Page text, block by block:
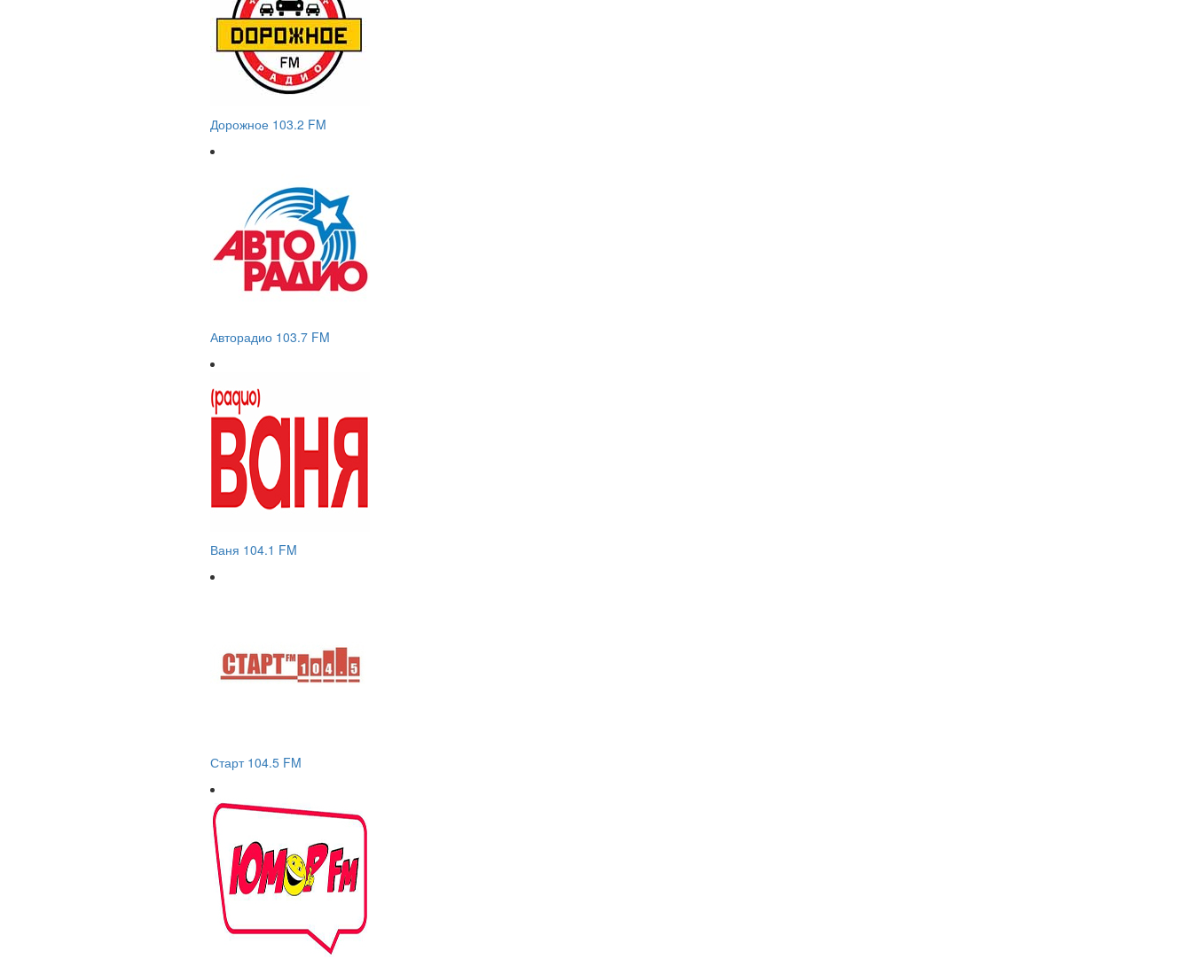
Дорожное 103.2 FM
Авторадио 103.7 FM
Ваня 104.1 FM
Старт 104.5 FM